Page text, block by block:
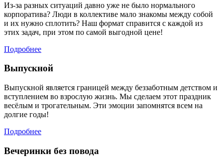
Из-за разных ситуаций давно уже не было нормального
корпоратива? Люди в коллективе мало знакомы между собой
и их нужно сплотить? Наш формат справится с каждой из
этих задач, при этом по самой выгодной цене!
Подробнее
Выпускной
Выпускной является границей между беззаботным детством и
вступлением во взрослую жизнь. Мы сделаем этот праздник
весёлым и трогательным. Эти эмоции запомнятся всем на
долгие годы!
Подробнее
Вечеринки без повода